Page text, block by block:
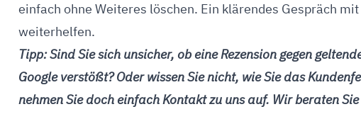
einfach ohne Weiteres löschen. Ein klärendes Gespräch
weiterhelfen.
Tipp: Sind Sie sich unsicher, ob eine Rezension gegen
Google verstößt? Oder wissen Sie nicht, wie Sie das
nehmen Sie doch einfach Kontakt zu uns auf. Wir beraten